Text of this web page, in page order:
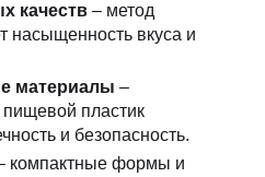
качеств – метод
насыщенность вкуса и
материалы –
пластик
и безопасность.
компактные формы и